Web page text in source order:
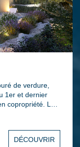
de verdure,
1er et dernier
copropriété. Le
d'en
WC séparés. 2
Bâtiments
DÉCOUVRIR